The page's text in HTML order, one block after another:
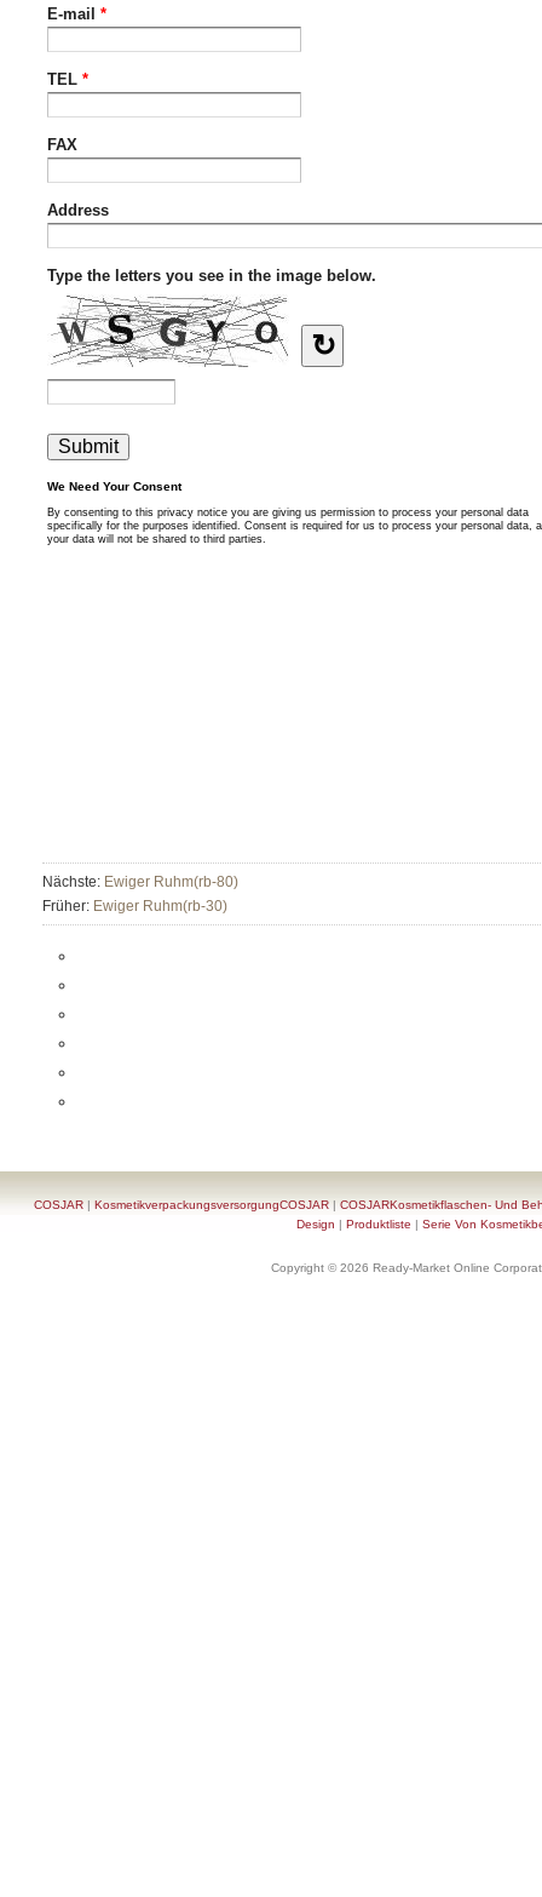
Nächste: Ewiger Ruhm(rb-80)
Früher: Ewiger Ruhm(rb-30)
COSJAR |KosmetikverpackungsversorgungCOSJAR |COSJARKosmetikflaschen- Und
Design | Produktliste | Serie Von
Copyright © 2026 Ready-Market Online